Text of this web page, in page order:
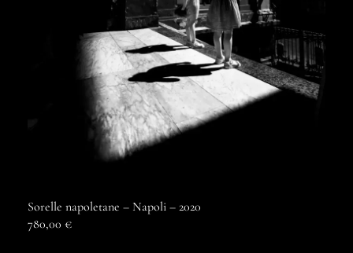
Sorelle napoletane – Napoli – 2020
780,00 €